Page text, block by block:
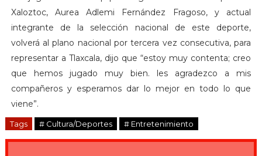
Xaloztoc, Aurea Adlemi Fernández Fragoso, y actual
integrante de la selección nacional de este deporte,
volverá al plano nacional por tercera vez consecutiva, para
representar a Tlaxcala, dijo que “estoy muy contenta; creo
que hemos jugado muy bien. les agradezco a mis
compañeros y esperamos dar lo mejor en todo lo que
viene”.
Tags # Cultura/Deportes # Entretenimiento